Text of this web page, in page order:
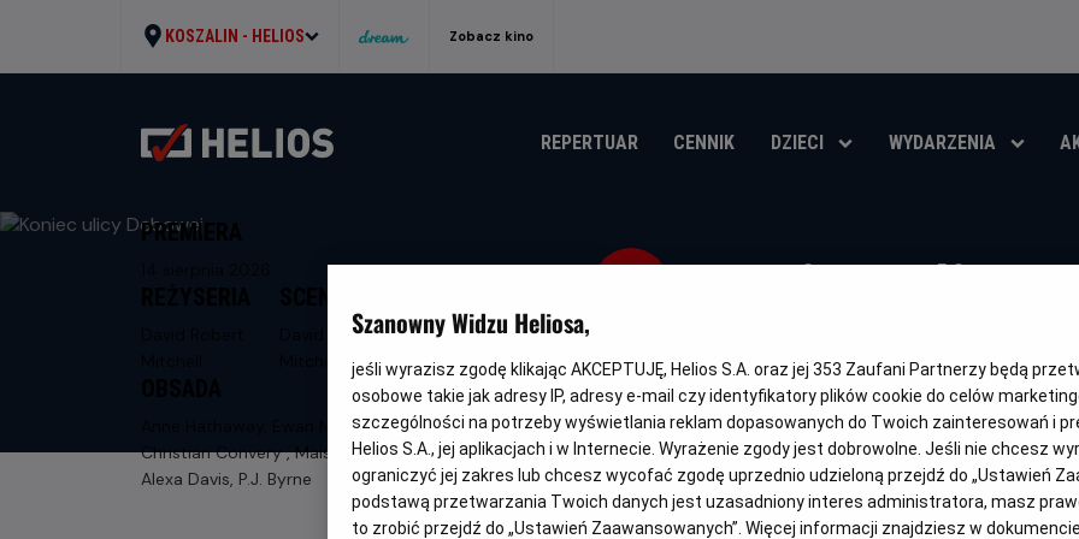
KOSZALIN - HELIOS Zobacz kino
REPERTUAR CENNIK DZIECI WYDARZENIA
Koniec ulicy
tytuł
OBSERWUJ
PREMIERA
David Robert
Anne Hathaway, Ewan McGregor,
Christian Convery , Maisy Stella, Jordan
Alexa Davis, P.J. Byrne
WKRÓTCE
Szanowny Widzu Heliosa,
jeśli wyrazisz zgodę klikając AKCEPTUJĘ, Helios S.A. oraz jej 353 Zaufani Partnerzy będą
osobowe takie jak adresy IP, adresy e-mail czy identyfikatory plików cookie do celów
szczególności na potrzeby wyświetlania reklam dopasowanych do Twoich zainteresowań i
Helios S.A., jej aplikacjach i w Internecie. Wyrażenie zgody jest dobrowolne. Jeśli nie chcesz
ograniczyć jej zakres lub chcesz wycofać zgodę uprzednio udzieloną przejdź do „Ustawień
podstawą przetwarzania Twoich danych jest uzasadniony interes administratora, masz
to zrobić przejdź do „Ustawień Zaawansowanych”. Więcej informacji znajdziesz w dokumencie